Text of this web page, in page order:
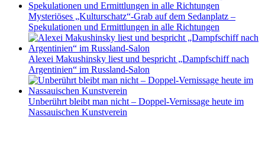
Mysteriöses „Kulturschatz“-Grab auf dem Sedanplatz –
Spekulationen und Ermittlungen in alle Richtungen
Alexei Makushinsky liest und bespricht „Dampfschiff nach
Argentinien“ im Russland-Salon
Unberührt bleibt man nicht – Doppel-Vernissage heute im
Nassauischen Kunstverein